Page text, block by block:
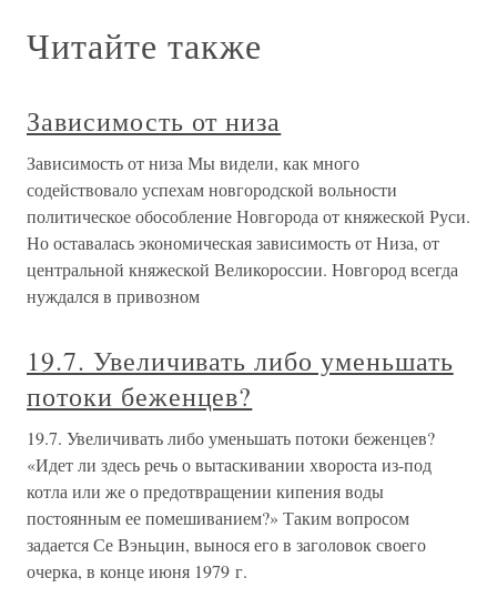
Читайте также
Зависимость от низа
Зависимость от низа Мы видели, как много
содействовало успехам новгородской вольности
политическое обособление Новгорода от княжеской Руси.
Но оставалась экономическая зависимость от Низа, от
центральной княжеской Великороссии. Новгород всегда
нуждался в привозном
19.7. Увеличивать либо уменьшать
потоки беженцев?
19.7. Увеличивать либо уменьшать потоки беженцев?
«Идет ли здесь речь о вытаскивании хвороста из-под
котла или же о предотвращении кипения воды
постоянным ее помешиванием?» Таким вопросом
задается Се Вэньцин, вынося его в заголовок своего
очерка, в конце июня 1979 г.